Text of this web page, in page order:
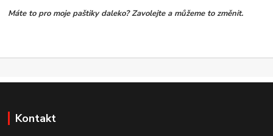
Máte to pro moje paštiky daleko? Zavolejte a můžeme to změnit.
Kontakt